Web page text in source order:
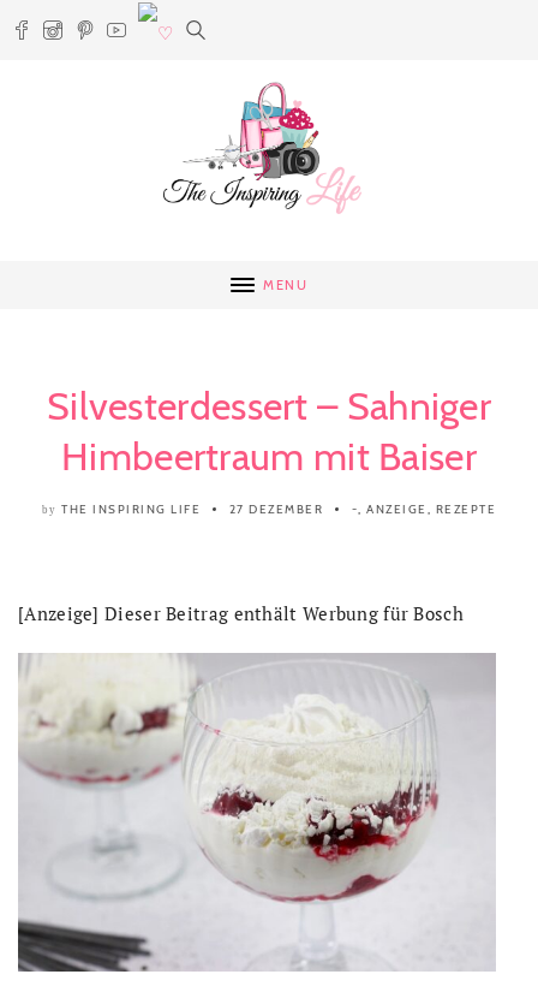
MENU
Silvesterdessert – Sahniger
Himbeertraum mit Baiser
by THE INSPIRING LIFE 27 DEZEMBER -,ANZEIGE , REZEPTE
[Anzeige] Dieser Beitrag enthält Werbung für Bosch